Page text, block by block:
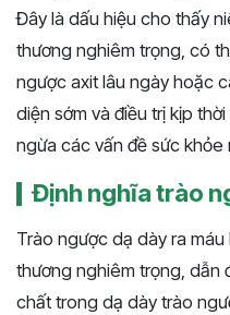
Đây là dấu hiệu cho thấy
thương nghiêm trọng, có
ngược axit lâu ngày hoặc
diện sớm và điều trị kịp
ngừa các vấn đề sức khỏe
Định nghĩa trào
Trào ngược dạ dày ra
thương nghiêm trọng, dẫn
chất trong dạ dày trào